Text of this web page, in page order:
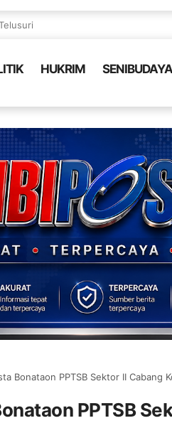
HUKRIM SENIBUDAYA
Bonataon PPTSB Sektor II Cabang
PPTSB